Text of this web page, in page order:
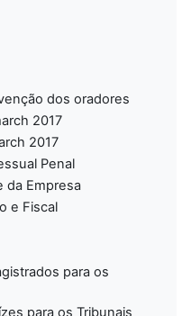
dos oradores
2017
2017
Penal
da Empresa
e Fiscal
para os
para os Tribunais